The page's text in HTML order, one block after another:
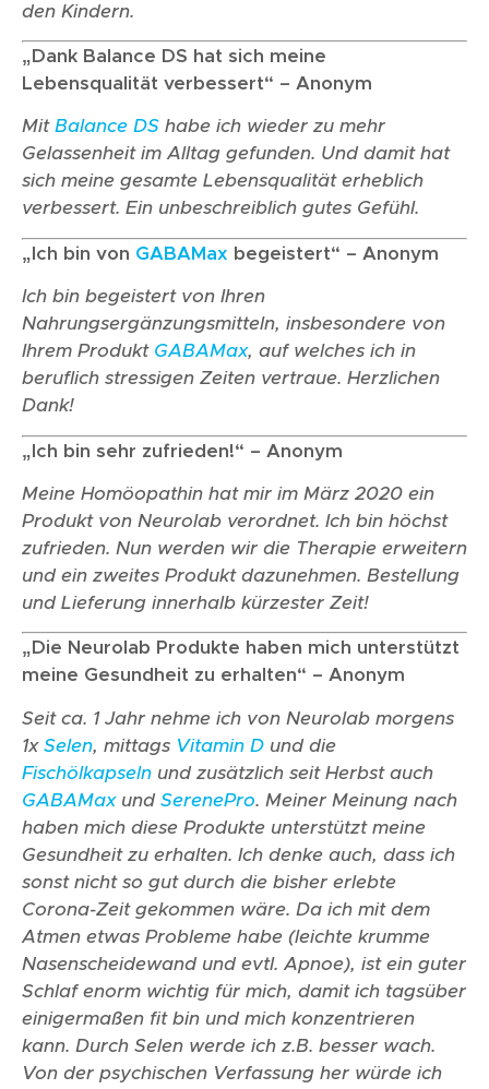
den Kindern.
„Dank Balance DS hat sich meine
Lebensqualität verbessert“ – Anonym
Mit Balance DS habe ich wieder zu mehr
Gelassenheit im Alltag gefunden. Und damit hat
sich meine gesamte Lebensqualität erheblich
verbessert. Ein unbeschreiblich gutes Gefühl.
„Ich bin von GABAMax begeistert“ – Anonym
Ich bin begeistert von Ihren
Nahrungsergänzungsmitteln, insbesondere von
Ihrem Produkt GABAMax, auf welches ich in
beruflich stressigen Zeiten vertraue. Herzlichen
Dank!
„Ich bin sehr zufrieden!“ – Anonym
Meine Homöopathin hat mir im März 2020 ein
Produkt von Neurolab verordnet. Ich bin höchst
zufrieden. Nun werden wir die Therapie erweitern
und ein zweites Produkt dazunehmen. Bestellung
und Lieferung innerhalb kürzester Zeit!
„Die Neurolab Produkte haben mich unterstützt
meine Gesundheit zu erhalten“ – Anonym
Seit ca. 1 Jahr nehme ich von Neurolab morgens
1x Selen, mittags Vitamin D und die
Fischölkapseln und zusätzlich seit Herbst auch
GABAMaxund SerenePro. Meiner Meinung nach
haben mich diese Produkte unterstützt meine
Gesundheit zu erhalten. Ich denke auch, dass ich
sonst nicht so gut durch die bisher erlebte
Corona-Zeit gekommen wäre. Da ich mit dem
Atmen etwas Probleme habe (leichte krumme
Nasenscheidewand und evtl. Apnoe), ist ein guter
Schlaf enorm wichtig für mich, damit ich tagsüber
einigermaßen fit bin und mich konzentrieren
kann. Durch Selen werde ich z.B. besser wach.
Von der psychischen Verfassung her würde ich